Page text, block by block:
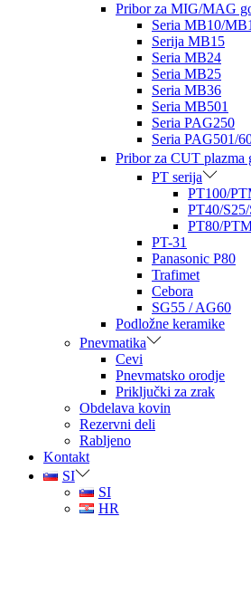
Pribor za MIG/MAG
Seria MB10/
Serija MB15
Seria MB24
Seria MB25
Seria MB36
Seria MB501
Seria PAG250
Seria PAG501/
Pribor za CUT plazma
PT serija
PT100/
PT40/
PT80/
PT-31
Panasonic P80
Trafimet
Cebora
SG55 / AG60
Podložne keramike
Pnevmatika
Cevi
Pnevmatsko orodje
Priključki za zrak
Obdelava kovin
Rezervni deli
Rabljeno
Kontakt
SI
SI
HR